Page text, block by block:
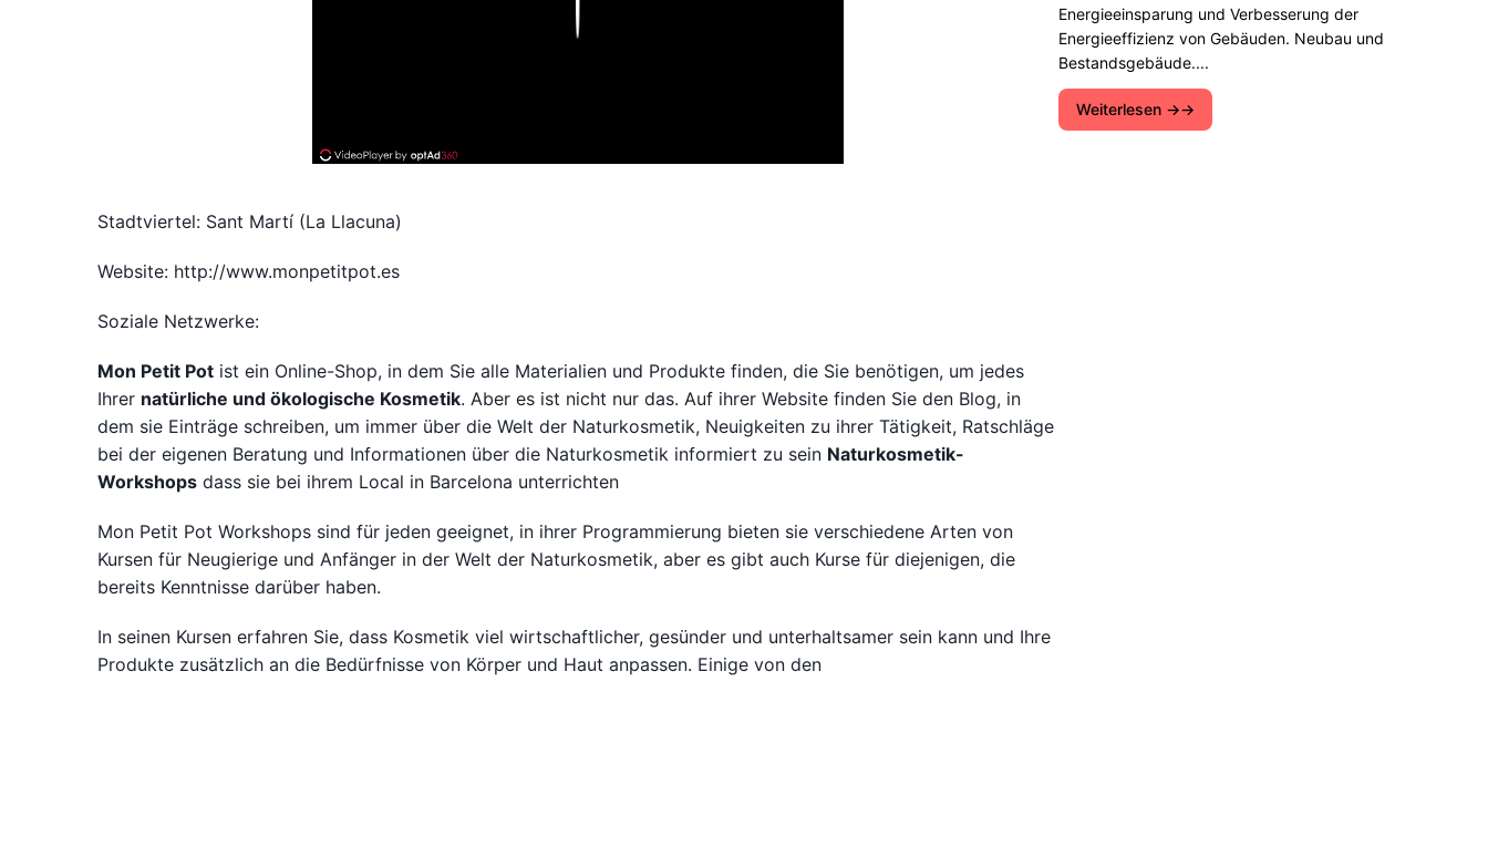
Stadtviertel: Sant Martí (La Llacuna)
Website: http://www.monpetitpot.es
Soziale Netzwerke:
Mon Petit Pot ist ein Online-Shop, in dem Sie alle Materialien und Produkte finden, die Sie benötigen, um jedes
Ihrer natürliche und ökologische Kosmetik. Aber es ist nicht nur das. Auf ihrer Website finden Sie den Blog, in
dem sie Einträge schreiben, um immer über die Welt der Naturkosmetik, Neuigkeiten zu ihrer Tätigkeit, Ratschläge
bei der eigenen Beratung und Informationen über die Naturkosmetik informiert zu sein Naturkosmetik-
Workshops dass sie bei ihrem Local in Barcelona unterrichten
Mon Petit Pot Workshops sind für jeden geeignet, in ihrer Programmierung bieten sie verschiedene Arten von
Kursen für Neugierige und Anfänger in der Welt der Naturkosmetik, aber es gibt auch Kurse für diejenigen, die
bereits Kenntnisse darüber haben.
In seinen Kursen erfahren Sie, dass Kosmetik viel wirtschaftlicher, gesünder und unterhaltsamer sein kann und Ihre
Produkte zusätzlich an die Bedürfnisse von Körper und Haut anpassen. Einige von den
Energieeinsparung und Verbesserung der
Energieeffizienz von Gebäuden. Neubau und
Bestandsgebäude....
Weiterlesen →